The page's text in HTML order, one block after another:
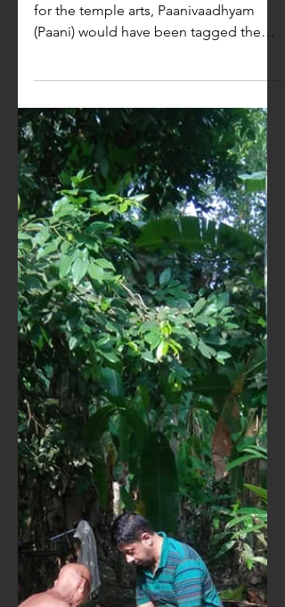
Paanivadhyam: Strictly For
Gods Only
Had there been a certification scheme
for the temple arts, Paanivaadhyam
(Paani) would have been tagged the
‘Gods Only’ breed. For,...